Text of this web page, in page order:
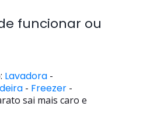
funcionar ou
Lavadora-
- Freezer-
sai mais caro e